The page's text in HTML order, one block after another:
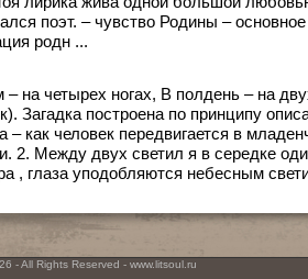
поэт. – чувство Родины –
родн ...
– на четырех ногах, В полдень – на
Загадка построена по принципу
– как человек передвигается в
2. Между двух светил я в середке
, глаза уподобляются небесным
- All Rights Reserved - www.litsoul.ru